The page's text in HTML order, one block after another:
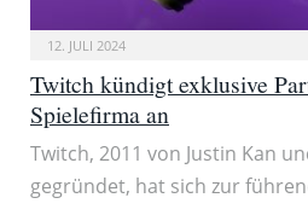
12. JULI 2024
Twitch kündigt exklusive
Spielefirma an
Twitch, 2011 von Justin Kan
gegründet, hat sich zur